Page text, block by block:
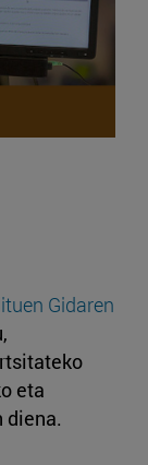
Gidaren
eta
diena.